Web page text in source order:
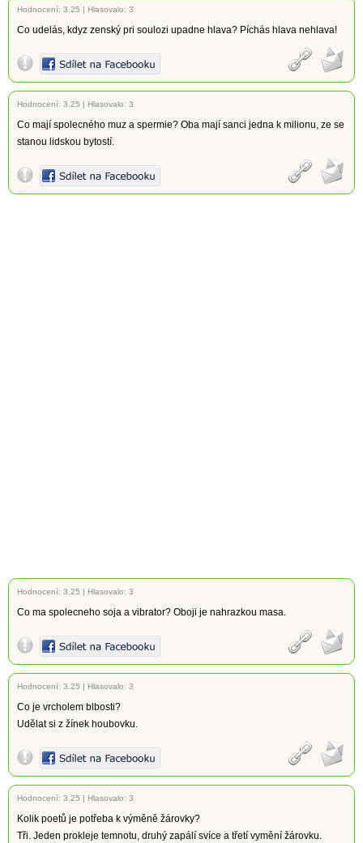
Hodnocení: 3.25 | Hlasovalo: 3
Co udelás, kdyz zenský pri soulozi upadne hlava? Píchás hlava nehlava!
Hodnocení: 3.25 | Hlasovalo: 3
Co mají spolecného muz a spermie? Oba mají sanci jedna k milionu, ze se
stanou lidskou bytostí.
Hodnocení: 3.25 | Hlasovalo: 3
Co ma spolecneho soja a vibrator? Oboji je nahrazkou masa.
Hodnocení: 3.25 | Hlasovalo: 3
Co je vrcholem blbosti?
Udělat si z žínek houbovku.
Hodnocení: 3.25 | Hlasovalo: 3
Kolik poetů je potřeba k výměně žárovky?
Tři. Jeden prokleje temnotu, druhý zapálí svíce a třetí vymění žárovku.